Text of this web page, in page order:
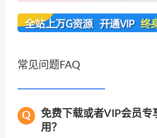
常见问题FAQ
免费下载或者VIP会员专
用？